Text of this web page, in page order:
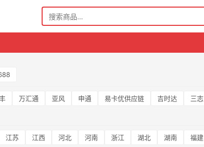
搜
索
万汇通 亚风 申通 易卡优供应链 吉时达 三志
江苏 江西 河北 河南 浙江 湖北 湖南 福建